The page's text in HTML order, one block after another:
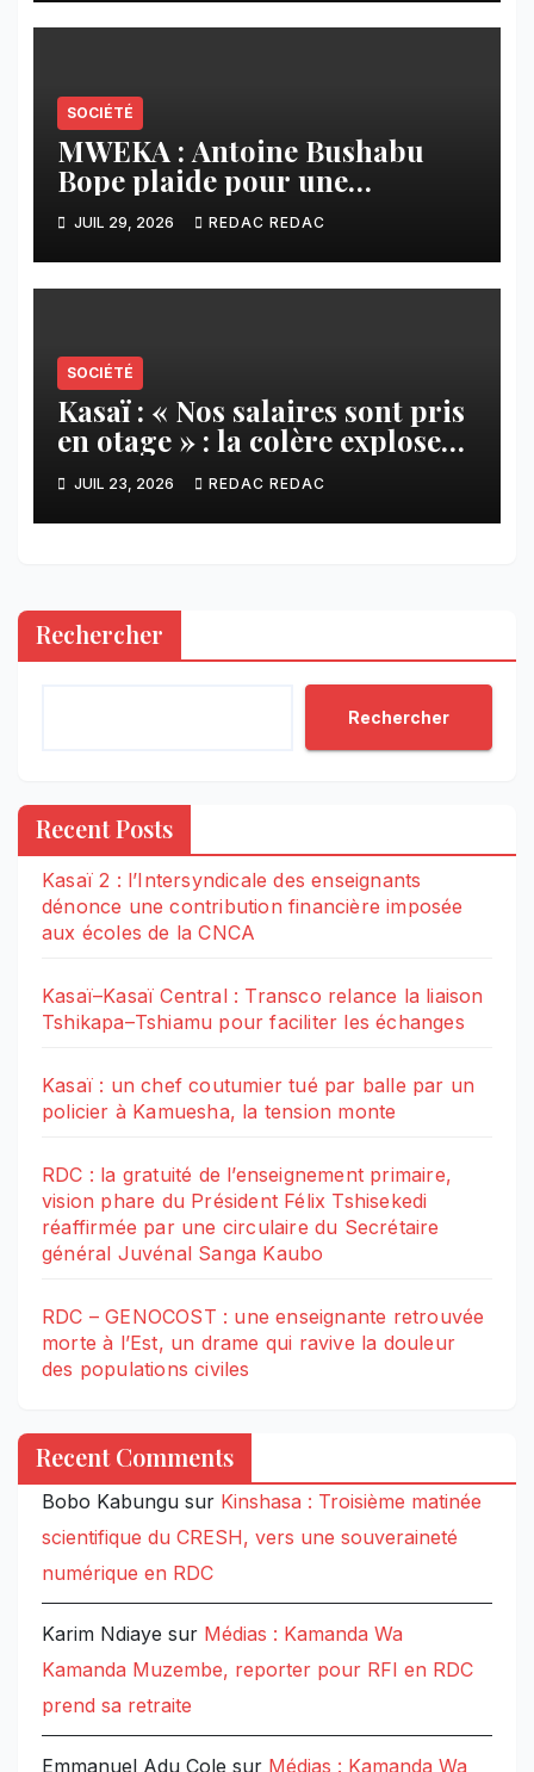
SOCIÉTÉ
MWEKA : Antoine Bushabu
Bope plaide pour une
meilleure prise en compte des
communautés locales dans la
réforme sur le crédit carbone.
JUIL 29, 2026 REDAC REDAC
SOCIÉTÉ
Kasaï : « Nos salaires sont pris
en otage » : la colère explose
contre ADVANS Banque à
Tshikapa
JUIL 23, 2026 REDAC REDAC
Rechercher
Rechercher
Recent Posts
Kasaï 2 : l’Intersyndicale des enseignants
dénonce une contribution financière imposée
aux écoles de la CNCA
Kasaï–Kasaï Central : Transco relance la liaison
Tshikapa–Tshiamu pour faciliter les échanges
Kasaï : un chef coutumier tué par balle par un
policier à Kamuesha, la tension monte
RDC : la gratuité de l’enseignement primaire,
vision phare du Président Félix Tshisekedi
réaffirmée par une circulaire du Secrétaire
général Juvénal Sanga Kaubo
RDC – GENOCOST : une enseignante retrouvée
morte à l’Est, un drame qui ravive la douleur
des populations civiles
Recent Comments
Bobo Kabungu sur Kinshasa : Troisième matinée
scientifique du CRESH, vers une souveraineté
numérique en RDC
Karim Ndiaye sur Médias : Kamanda Wa
Kamanda Muzembe, reporter pour RFI en RDC
prend sa retraite
Emmanuel Adu Cole sur Médias : Kamanda Wa